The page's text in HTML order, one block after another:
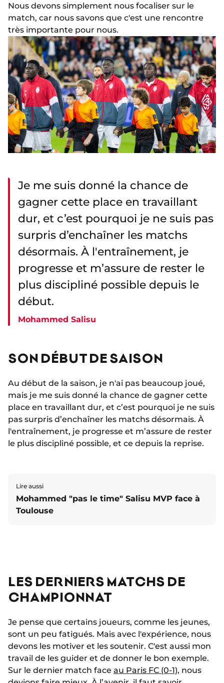
Nous devons simplement nous focaliser sur le
match, car nous savons que c'est une rencontre
très importante pour nous.
Je me suis donné la chance de
gagner cette place en travaillant
dur, et c’est pourquoi je ne suis pas
surpris d’enchaîner les matchs
désormais. À l'entraînement, je
progresse et m’assure de rester le
plus discipliné possible depuis le
début.
Mohammed Salisu
SON DÉBUT DE SAISON
Au début de la saison, je n'ai pas beaucoup joué,
mais je me suis donné la chance de gagner cette
place en travaillant dur, et c’est pourquoi je ne suis
pas surpris d’enchaîner les matchs désormais. À
l'entraînement, je progresse et m’assure de rester
le plus discipliné possible, et ce depuis la reprise.
Lire aussi
Mohammed "pas le time" Salisu MVP face à
Toulouse
LES DERNIERS MATCHS DE
CHAMPIONNAT
Je pense que certains joueurs, comme les jeunes,
sont un peu fatigués. Mais avec l'expérience, nous
devons les motiver et les soutenir. C'est aussi mon
travail de les guider et de donner le bon exemple.
Sur le dernier match face au Paris FC (0-1), nous